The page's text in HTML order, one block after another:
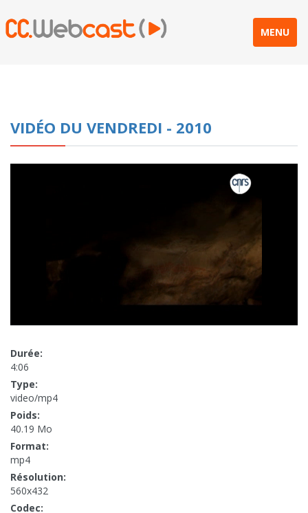
MENU
VIDÉO DU VENDREDI - 2010
Durée:
4:06
Type:
video/mp4
Poids:
40.19 Mo
Format:
mp4
Résolution:
560x432
Codec: